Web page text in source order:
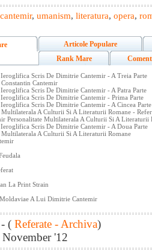
, umanism, literatura, opera,
Articole Populare
Rank Mare
Scris De Dimitrie Cantemir - A Treia Parte
Cantemir
Scris De Dimitrie Cantemir - A Patra Parte
Scris De Dimitrie Cantemir - Prima Parte
Scris De Dimitrie Cantemir - A Cincea Parte
A Culturii Si A Literaturii Romane -
Personalitate Multilaterala A Culturii Si A Literaturii
Scris De Dimitrie Cantemir - A Doua Parte
A Culturii Si A Literaturii Romane
La Print Strain
A Lui Dimitrie Cantemir
- ( Referate - Archiva)
November '12